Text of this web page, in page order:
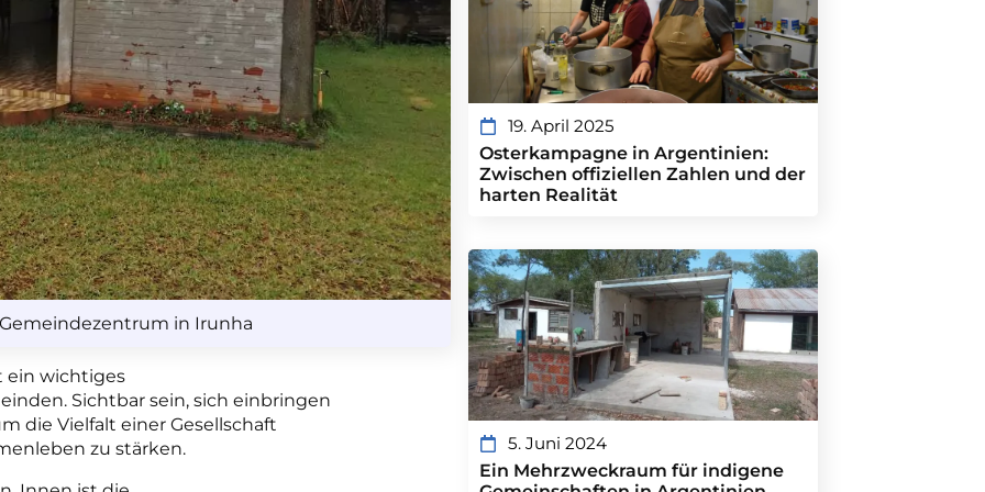
in Irunha
ein wichtiges
Sichtbar sein, sich einbringen
die Vielfalt einer Gesellschaft
zu stärken.
19. April 2025
Osterkampagne in Argentinien:
Zwischen offiziellen Zahlen und der
harten Realität
5. Juni 2024
Ein Mehrzweckraum für indigene